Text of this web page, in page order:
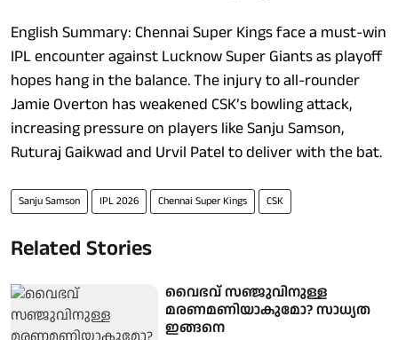
English Summary: Chennai Super Kings face a must-win
IPL encounter against Lucknow Super Giants as playoff
hopes hang in the balance. The injury to all-rounder
Jamie Overton has weakened CSK’s bowling attack,
increasing pressure on players like Sanju Samson,
Ruturaj Gaikwad and Urvil Patel to deliver with the bat.
Sanju Samson IPL 2026 Chennai Super Kings CSK
Related Stories
വൈഭവ് സഞ്ജുവിനുള്ള
മരണമണിയാകുമോ? സാധ്യത
ഇങ്ങനെ